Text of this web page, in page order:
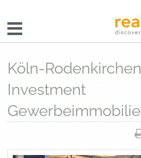
Köln-Rodenkirchen:
Investment
Gewerbeimmobilie